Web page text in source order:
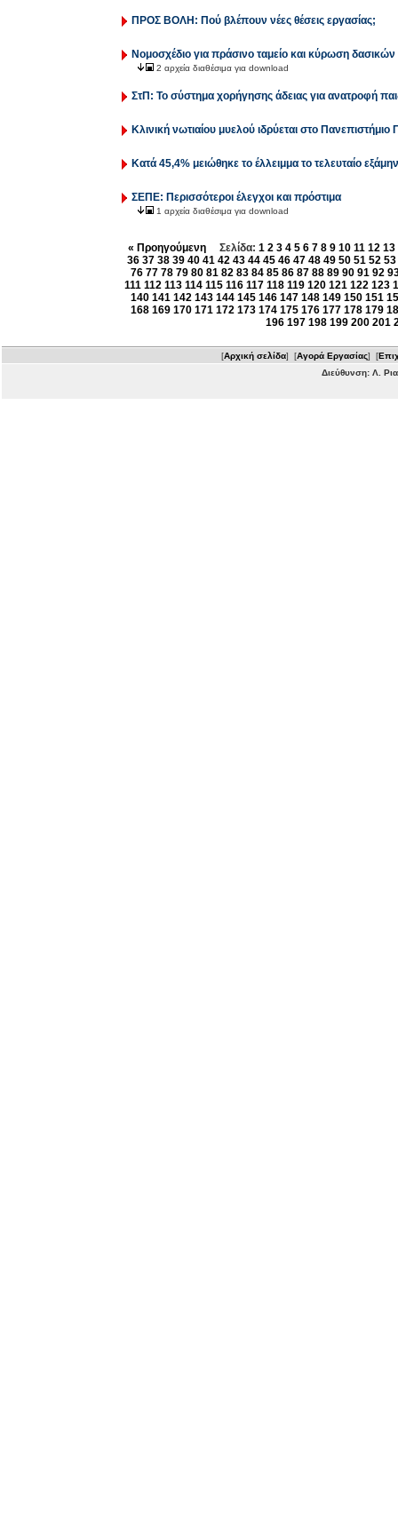
ΠΡΟΣ ΒΟΛΗ: Πού βλέπουν νέες θέσεις εργασίας;
Νομοσχέδιο για πράσινο ταμείο και κύρωση
2 αρχεία διαθέσιμα για download
ΣτΠ: Το σύστημα χορήγησης άδειας για ανατροφή
Κλινική νωτιαίου μυελού ιδρύεται στο
Κατά 45,4% μειώθηκε το έλλειμμα το τελευταίο
ΣΕΠΕ: Περισσότεροι έλεγχοι και πρόστιμα
1 αρχεία διαθέσιμα για download
« ΠροηγούμενηΣελίδα: 1 2 3 4 5 6 7 8 9 10 11 12 13
36 37 38 39 40 41 42 43 44 45 46 47 48 49 50 51 52 53
76 77 78 79 80 81 82 83 84 85 86 87 88 89 90 91 92
111 112 113 114 115 116 117 118 119 120 121 122 123
140 141 142 143 144 145 146 147 148 149 150 151
168 169 170 171 172 173 174 175 176 177 178 179
196 197 198 199 200 201
[Αρχική σελίδα] [Αγορά Εργασίας] [
Διεύθυνση: Λ.